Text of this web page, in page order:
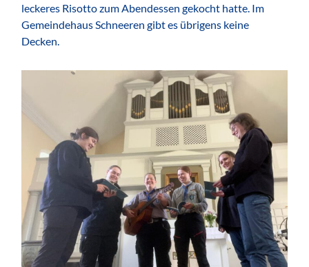
leckeres Risotto zum Abendessen gekocht hatte. Im
Gemeindehaus Schneeren gibt es übrigens keine
Decken.